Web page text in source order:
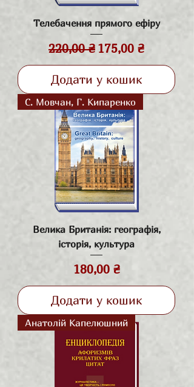
Телебачення прямого ефіру
Звичайна ціна
220,00 ₴ За розпродажем
175,00 ₴
Додати у кошик
С. Мовчан, Г. Кипаренко
Велика Британія: географія,
історія, культура
Ціна
180,00 ₴
Додати у кошик
Анатолій Капелюшний